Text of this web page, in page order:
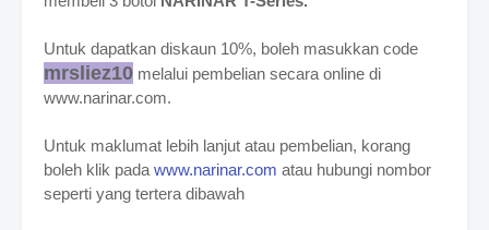
Untuk dapatkan diskaun 10%, boleh masukkan code
mrsliez10 melalui pembelian secara online di
www.narinar.com.
Untuk maklumat lebih lanjut atau pembelian, korang
boleh klik pada www.narinar.com atau hubungi nombor
seperti yang tertera dibawah